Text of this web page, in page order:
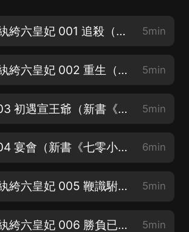
天下為聘：紈絝六皇妃 001 追殺（大女主橫掃四方，撒嬌求訂閱~） 5min
天下為聘：紈絝六皇妃 002 重生（轉發、留言、點讚更新更積極哦！） 5min
天下為聘 003 初遇宣王爺（新書《七零小福氣》發家致富，福運逆天） 5min
天下為聘 004 宴會（新書《七零小福氣》發家致富，福運逆天） 6min
天下為聘：紈絝六皇妃 005 鞭識駙馬（新書《七零小福氣》發家致富，福運逆天） 5min
天下為聘：紈絝六皇妃 006 勝負已定（訂閱滿500，觸發爆更哦） 5min